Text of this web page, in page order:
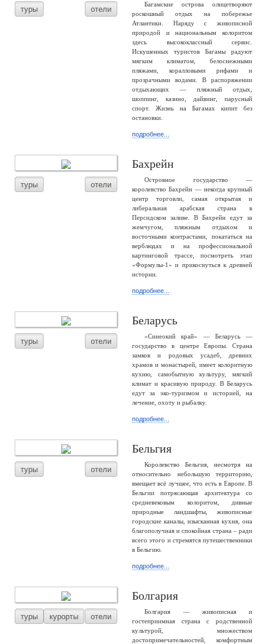
туры отели
Багамские острова олицетворяют
роскошный отдых на побережье
Атлантики. Наряду с живописной
природой и национальным колоритом
здесь высококлассный сервис.
Искушенных туристов Багамы радуют
мягким климатом, белоснежными
пляжами, коралловыми рифами и
прозрачными водами. В распоряжении
отдыхающих — пляжный отдых,
шоппинг, казино, дайвинг, парусный
спорт. Жизнь на Багамах кипит без
остановки.
подробнее...
туры отели
Бахрейн
Островное государство —
королевство Бахрейн — некогда крупный
центр торговли, самая открытая и
либеральная арабская страна в
Персидском заливе. В Бахрейн едут за
жемчугом, пляжным отдыхом и
восточными контрастами, покататься на
верблюдах и на профессиональной
картинговой трассе, посмотреть этап
«Формулы-1» и прикоснуться к древней
истории.
подробнее...
туры отели
Беларусь
«Синеокий край» — Беларусь —
государство в центре Европы. Страна
замков и родовых усадеб, древних
храмов и монастырей, имеет колоритную
кухню, самобытную культуру, мягкий
климат и красивую природу. В Беларусь
едут за эко-туризмом и историей, на
лечение, охоту и рыбалку.
подробнее...
туры отели
Бельгия
Королевство Бельгия, несмотря на
относительно небольшую территорию,
вмещает всё лучшее, что есть в Европе. В
Бельгии потрясающая архитектура со
средневековым колоритом, дивные
природные ландшафты, живописные
городские каналы, изысканная кухня, она
благополучная и спокойная страна – ради
всего этого и стремятся путешественники
в Бельгию.
подробнее...
туры курорты отели
Болгария
Болгария — живописная и
гостеприимная страна с родственной
культурой, множеством
достопримечательностей, комфортным